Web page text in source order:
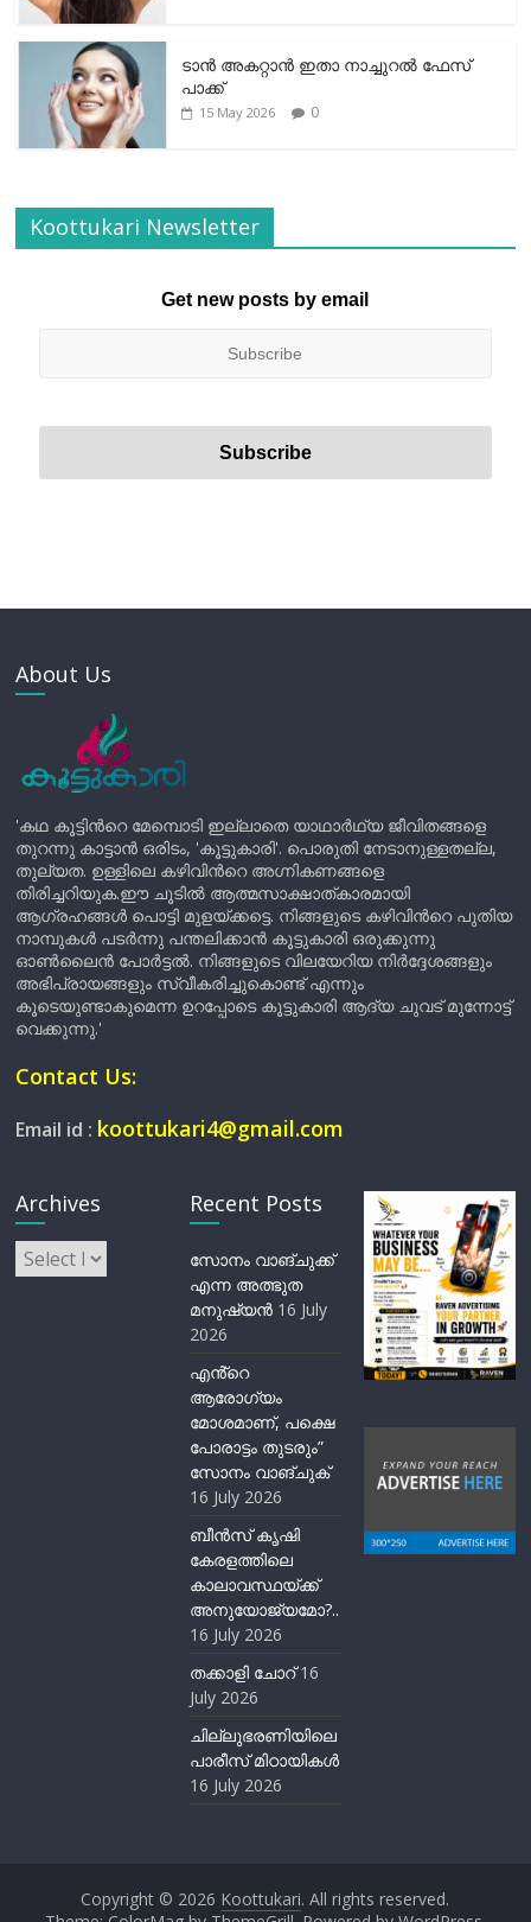
ടാന്‍ അകറ്റാന്‍ ഇതാ നാച്ചുറല്‍ ഫേസ്
പാക്ക്
15 May 2026 0
Koottukari Newsletter
Get new posts by email
About Us
'കഥ കൂട്ടിന്‍റെ മേമ്പൊടി ഇല്ലാതെ യാഥാർഥ്യ ജീവിതങ്ങളെ
തുറന്നു കാട്ടാൻ ഒരിടം, 'കൂട്ടുകാരി'. പൊരുതി നേടാനുള്ളതല്ല,
തുല്യത. ഉള്ളിലെ കഴിവിന്‍റെ അഗ്നികണങ്ങളെ
തിരിച്ചറിയുക.ഈ ചൂടിൽ ആത്മസാക്ഷാത്കാരമായി
ആഗ്രഹങ്ങൾ പൊട്ടി മുളയ്ക്കട്ടെ. നിങ്ങളുടെ കഴിവിന്‍റെ പുതിയ
നാമ്പുകൾ പടർന്നു പന്തലിക്കാൻ കൂട്ടുകാരി ഒരുക്കുന്നു
ഓൺലൈൻ പോർട്ടൽ. നിങ്ങളുടെ വിലയേറിയ നിർദ്ദേശങ്ങളും
അഭിപ്രായങ്ങളും സ്വീകരിച്ചുകൊണ്ട് എന്നും
കൂടെയുണ്ടാകുമെന്ന ഉറപ്പോടെ കൂട്ടുകാരി ആദ്യ ചുവട് മുന്നോട്ട്
വെക്കുന്നു.'
Contact Us:
Email id : koottukari4@gmail.com
Archives
Archives
Recent Posts
സോനം വാങ്ചുക്ക്
എന്ന അത്ഭുത
മനുഷ്യന്‍ 16 July
2026
എൻ്റെ
ആരോഗ്യം
മോശമാണ്, പക്ഷെ
പോരാട്ടം തുടരും”
സോനം വാങ്ചുക്
16 July 2026
ബീന്‍സ് കൃഷി
കേരളത്തിലെ
കാലാവസ്ഥയ്ക്ക്
അനുയോജ്യമോ?..
16 July 2026
തക്കാളി ചോറ് 16
July 2026
ചില്ലുഭരണിയിലെ
പാരീസ് മിഠായികള്‍
16 July 2026
Copyright © 2026 Koottukari. All rights reserved.